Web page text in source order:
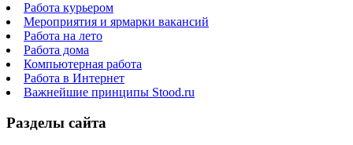
Работа курьером
Мероприятия и ярмарки вакансий
Работа на лето
Работа дома
Компьютерная работа
Работа в Интернет
Важнейшие принципы Stood.ru
Разделы сайта